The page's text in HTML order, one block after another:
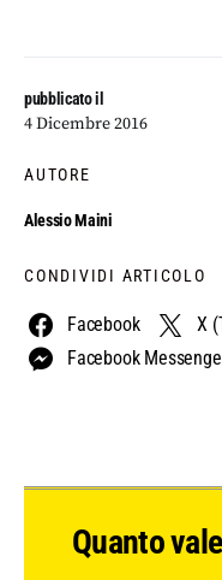
pubblicato il
4 Dicembre 2016
AUTORE
Alessio Maini
CONDIVIDI ARTICOLO
Facebook X
Facebook
Quanto